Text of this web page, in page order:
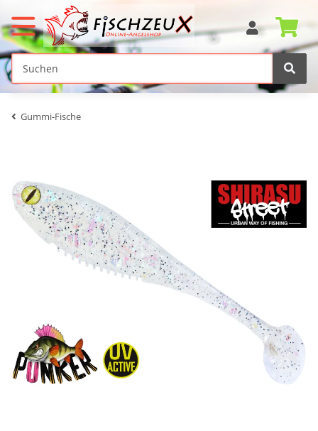
Gummi-Fische